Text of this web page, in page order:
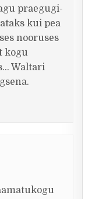
praegugi-
kui pea
nooruses
kogu
Waltari